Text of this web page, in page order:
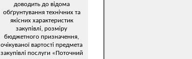
доводить до відома
обґрунтування технічних та
якісних характеристик
закупівлі, розміру
бюджетного призначення,
очікуваної вартості предмета
закупівлі послуги «Поточний